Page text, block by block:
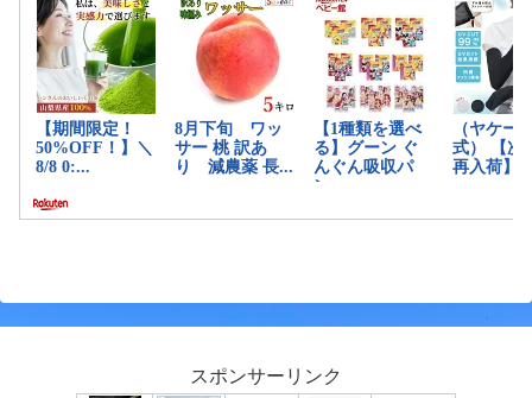
スポンサーリンク